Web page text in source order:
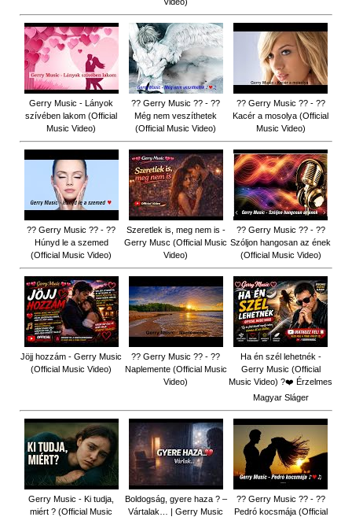
Gerry Music - Lányok
szívében lakom (Official
Music Video)
?? Gerry Music ?? - ??
Még nem veszíthetek
(Official Music Video)
?? Gerry Music ?? - ??
Kacér a mosolya (Official
Music Video)
?? Gerry Music ?? - ??
Húnyd le a szemed
(Official Music Video)
Szeretlek is, meg nem is -
Gerry Musc (Official Music
Video)
?? Gerry Music ?? - ??
Szóljon hangosan az ének
(Official Music Video)
Jöjj hozzám - Gerry Music
(Official Music Video)
?? Gerry Music ?? - ??
Naplemente (Official Music
Video)
Ha én szél lehetnék -
Gerry Music (Official
Music Video) ?️❤️ Érzelmes
Magyar Sláger
Gerry Music - Ki tudja,
miért ? (Official Music
Boldogság, gyere haza ? –
Vártalak… | Gerry Music
?? Gerry Music ?? - ??
Pedró kocsmája (Official